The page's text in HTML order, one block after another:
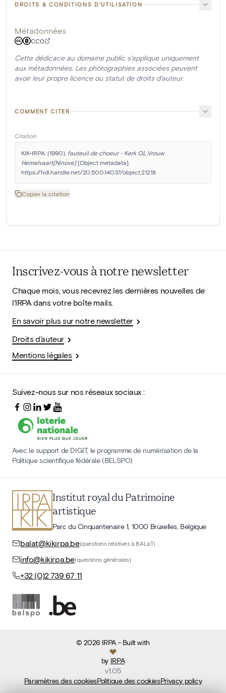
DROITS & CONDITIONS D'UTILISATION
Métadonnées
CC0
Cette dédicace au domaine public s'applique uniquement
aux métadonnées. Les photographies associées peuvent
avoir leur propre licence ou statut de droits d'auteur.
COMMENT CITER
Citation
KIK-IRPA. (1990). fauteuil de choeur - Kerk O.L.Vrouw
Hemelvaart[Ninove] [Object metadata].
https://hdl.handle.net/20.500.14037/object.21218
Copier la citation
Inscrivez-vous à notre newsletter
Chaque mois, vous recevrez les dernières nouvelles de
l'IRPA dans votre boîte mails.
En savoir plus sur notre newsletter
Droits d'auteur
Mentions légales
Suivez-nous sur nos réseaux sociaux :
Avec le support de DIGIT, le programme de numérisation de la
Politique scientifique fédérale (BELSPO)
Institut royal du Patrimoine
artistique
Parc du Cinquantenaire 1, 1000 Bruxelles, Belgique
balat@kikirpa.be(questions relatives à BALaT)
info@kikirpa.be(questions générales)
+32 (0)2 739 67 11
©2026 IRPA- Built with
by IRPA
v1.05
Paramètres des cookiesPolitique des cookiesPrivacy policy